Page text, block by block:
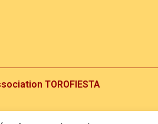
TOROFIESTA